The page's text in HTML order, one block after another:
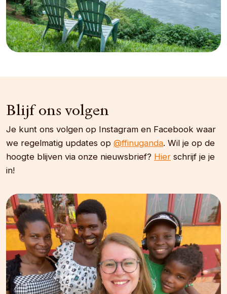
Blijf ons volgen
Je kunt ons volgen op Instagram en Facebook waar
we regelmatig updates op @ffinuganda. Wil je op de
hoogte blijven via onze nieuwsbrief? Hier schrijf je je
in!